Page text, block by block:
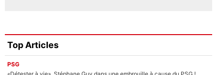
Top Articles
PSG